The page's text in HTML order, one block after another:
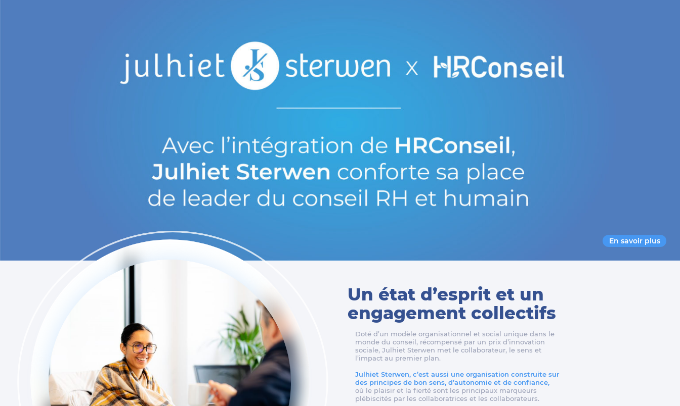
En savoir plus
Un état d’esprit et un
engagement collectifs
Doté d’un modèle organisationnel et social unique dans le
monde du conseil, récompensé par un prix d’innovation
sociale, Julhiet Sterwen met le collaborateur, le sens et
l’impact au premier plan.
Julhiet Sterwen, c’est aussi une organisation construite sur
des principes de bon sens, d’autonomie et de confiance,
où le plaisir et la fierté sont les principaux marqueurs
plébiscités par les collaboratrices et les collaborateurs.